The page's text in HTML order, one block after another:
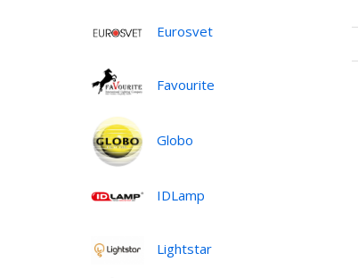
Eurosvet
Favourite
Globo
IDLamp
Lightstar